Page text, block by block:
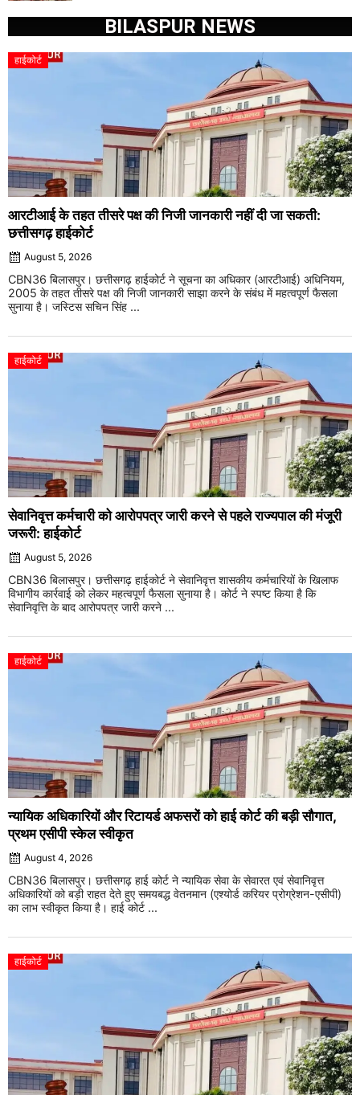
BILASPUR NEWS
हाईकोर्ट
आरटीआई के तहत तीसरे पक्ष की निजी जानकारी नहीं दी जा सकती:
छत्तीसगढ़ हाईकोर्ट
August 5, 2026
CBN36 बिलासपुर। छत्तीसगढ़ हाईकोर्ट ने सूचना का अधिकार (आरटीआई) अधिनियम,
2005 के तहत तीसरे पक्ष की निजी जानकारी साझा करने के संबंध में महत्वपूर्ण फैसला
सुनाया है। जस्टिस सचिन सिंह ...
हाईकोर्ट
सेवानिवृत्त कर्मचारी को आरोपपत्र जारी करने से पहले राज्यपाल की मंजूरी
जरूरी: हाईकोर्ट
August 5, 2026
CBN36 बिलासपुर। छत्तीसगढ़ हाईकोर्ट ने सेवानिवृत्त शासकीय कर्मचारियों के खिलाफ
विभागीय कार्रवाई को लेकर महत्वपूर्ण फैसला सुनाया है। कोर्ट ने स्पष्ट किया है कि
सेवानिवृत्ति के बाद आरोपपत्र जारी करने ...
हाईकोर्ट
न्यायिक अधिकारियों और रिटायर्ड अफसरों को हाई कोर्ट की बड़ी सौगात,
प्रथम एसीपी स्केल स्वीकृत
August 4, 2026
CBN36 बिलासपुर। छत्तीसगढ़ हाई कोर्ट ने न्यायिक सेवा के सेवारत एवं सेवानिवृत्त
अधिकारियों को बड़ी राहत देते हुए समयबद्ध वेतनमान (एश्योर्ड करियर प्रोग्रेशन-एसीपी)
का लाभ स्वीकृत किया है। हाई कोर्ट ...
हाईकोर्ट